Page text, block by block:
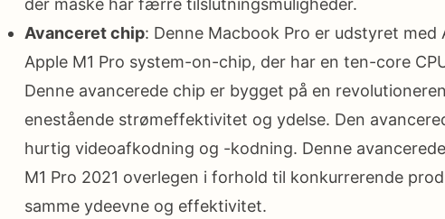
der måske har færre tilslutningsmuligheder.
Avanceret chip: Denne Macbook Pro er udstyret med
Apple M1 Pro system-on-chip, der har en ten-core
Denne avancerede chip er bygget på en
enestående strømeffektivitet og ydelse. Den
hurtig videoafkodning og -kodning. Denne
M1 Pro 2021 overlegen i forhold til konkurrerende
samme ydeevne og effektivitet.